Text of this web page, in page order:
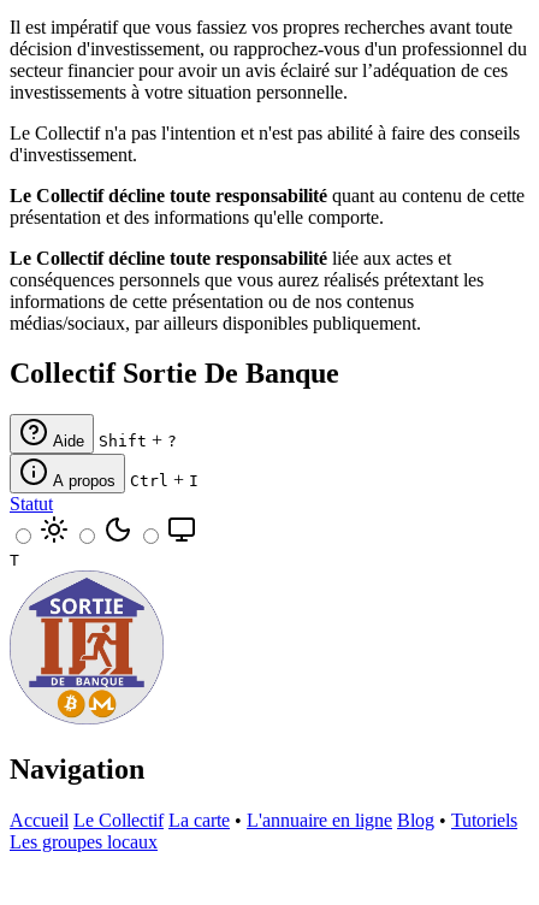
Il est impératif que vous fassiez vos propres recherches avant toute
décision d'investissement, ou rapprochez-vous d'un professionnel du
secteur financier pour avoir un avis éclairé sur l’adéquation de ces
investissements à votre situation personnelle.
Le Collectif n'a pas l'intention et n'est pas abilité à faire des conseils
d'investissement.
Le Collectif décline toute responsabilité quant au contenu de cette
présentation et des informations qu'elle comporte.
Le Collectif décline toute responsabilité liée aux actes et
conséquences personnels que vous aurez réalisés prétextant les
informations de cette présentation ou de nos contenus
médias/sociaux, par ailleurs disponibles publiquement.
Collectif Sortie De Banque
Aide Shift + ?
A propos Ctrl + I
Statut
T
Navigation
Accueil Le Collectif La carte • L'annuaire en ligne Blog • Tutoriels
Les groupes locaux